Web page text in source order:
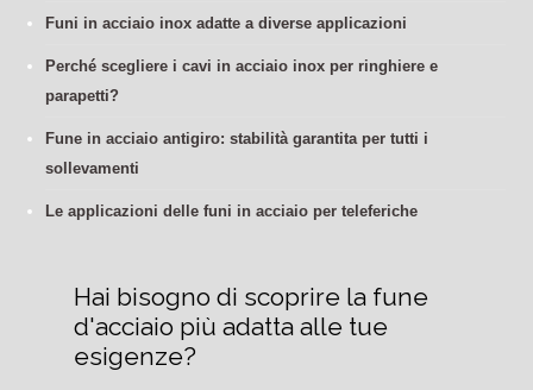
Funi in acciaio inox adatte a diverse applicazioni
Perché scegliere i cavi in acciaio inox per ringhiere e
parapetti?
Fune in acciaio antigiro: stabilità garantita per tutti i
sollevamenti
Le applicazioni delle funi in acciaio per teleferiche
Hai bisogno di scoprire la fune
d'acciaio più adatta alle tue
esigenze?